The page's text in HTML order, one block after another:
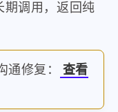
期调用，返回纯
修复：
查看